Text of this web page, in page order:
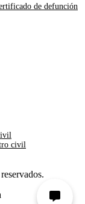
de defunción
civil